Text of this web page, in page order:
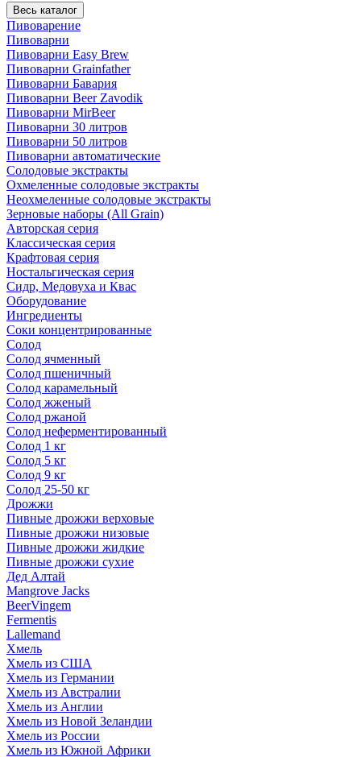
Весь каталог
Пивоварение
Пивоварни
Пивоварни Easy Brew
Пивоварни Grainfather
Пивоварни Бавария
Пивоварни Beer Zavodik
Пивоварни MirBeer
Пивоварни 30 литров
Пивоварни 50 литров
Пивоварни автоматические
Солодовые экстракты
Охмеленные солодовые экстракты
Неохмеленные солодовые экстракты
Зерновые наборы (All Grain)
Авторская серия
Классическая серия
Крафтовая серия
Ностальгическая серия
Сидр, Медовуха и Квас
Оборудование
Ингредиенты
Соки концентрированные
Солод
Солод ячменный
Солод пшеничный
Солод карамельный
Солод жженый
Солод ржаной
Солод неферментированный
Солод 1 кг
Солод 5 кг
Солод 9 кг
Солод 25-50 кг
Дрожжи
Пивные дрожжи верховые
Пивные дрожжи низовые
Пивные дрожжи жидкие
Пивные дрожжи сухие
Дед Алтай
Mangrove Jacks
BeerVingem
Fermentis
Lallemand
Хмель
Хмель из США
Хмель из Германии
Хмель из Австралии
Хмель из Англии
Хмель из Новой Зеландии
Хмель из России
Хмель из Южной Африки